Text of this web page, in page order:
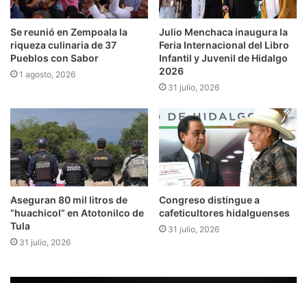
Se reunió en Zempoala la
riqueza culinaria de 37
Pueblos con Sabor
1 agosto, 2026
Julio Menchaca inaugura la
Feria Internacional del Libro
Infantil y Juvenil de Hidalgo
2026
31 julio, 2026
Aseguran 80 mil litros de
“huachicol” en Atotonilco de
Tula
31 julio, 2026
Congreso distingue a
cafeticultores hidalguenses
31 julio, 2026